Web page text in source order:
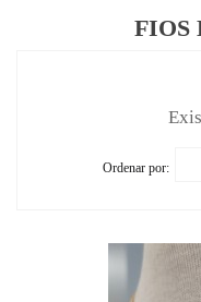
FIOS
Ordenar por: